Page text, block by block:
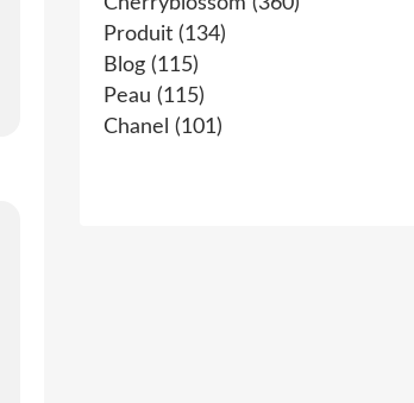
Produit (134)
Blog (115)
Peau (115)
Chanel (101)